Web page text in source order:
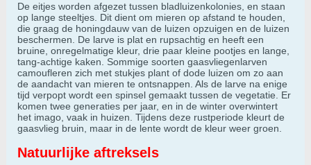
De eitjes worden afgezet tussen bladluizenkolonies, en staan
op lange steeltjes. Dit dient om mieren op afstand te houden,
die graag de honingdauw van de luizen opzuigen en de luizen
beschermen. De larve is plat en rupsachtig en heeft een
bruine, onregelmatige kleur, drie paar kleine pootjes en lange,
tang-achtige kaken. Sommige soorten gaasvliegenlarven
camoufleren zich met stukjes plant of dode luizen om zo aan
de aandacht van mieren te ontsnappen. Als de larve na enige
tijd verpopt wordt een spinsel gemaakt tussen de vegetatie. Er
komen twee generaties per jaar, en in de winter overwintert
het imago, vaak in huizen. Tijdens deze rustperiode kleurt de
gaasvlieg bruin, maar in de lente wordt de kleur weer groen.
Natuurlijke aftreksels